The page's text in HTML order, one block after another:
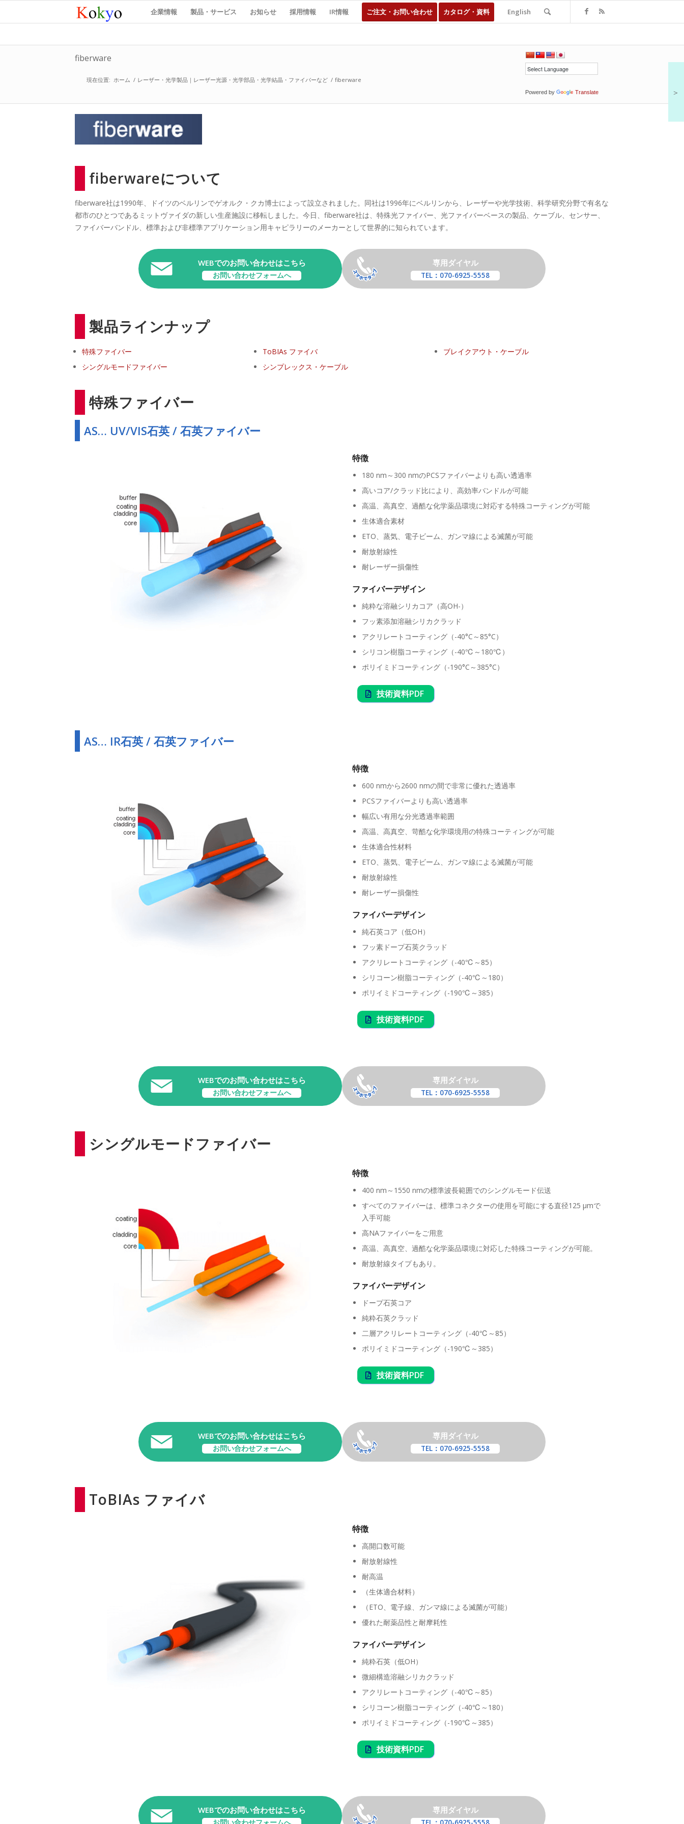
企業情報 製品・サービス お知らせ 採用情報 IR情報 ご注文・お問い合わせ カタログ・資料 English
fiberware
Powered by Translate
現在位置: ホーム / レーザー・光学製品｜レーザー光源・光学部品・光学結晶・ファイバーなど / fiberware
fiberwareについて
fiberware社は1990年、ドイツのベルリンでゲオルク・クカ博士によって設立されました。同社は1996年にベルリンから、レーザーや光学技術、科学研究分野で有名な
都市のひとつであるミットヴァイダの新しい生産施設に移転しました。今日、fiberware社は、特殊光ファイバー、光ファイバーベースの製品、ケーブル、センサー、
ファイバーバンドル、標準および非標準アプリケーション用キャピラリーのメーカーとして世界的に知られています。
WEBでのお問い合わせはこちら
お問い合わせフォームへ
専用ダイヤル
TEL：070-6925-5558
製品ラインナップ
特殊ファイバー
シングルモードファイバー
ToBIAs ファイバ
シンプレックス・ケーブル
ブレイクアウト・ケーブル
特殊ファイバー
AS… UV/VIS石英 / 石英ファイバー
特徴
180 nm～300 nmのPCSファイバーよりも高い透過率
高いコア/クラッド比により、高効率バンドルが可能
高温、高真空、過酷な化学薬品環境に対応する特殊コーティングが可能
生体適合素材
ETO、蒸気、電子ビーム、ガンマ線による滅菌が可能
耐放射線性
耐レーザー損傷性
ファイバーデザイン
純粋な溶融シリカコア（高OH-）
フッ素添加溶融シリカクラッド
アクリレートコーティング（-40°C～85°C）
シリコン樹脂コーティング（-40℃～180℃）
ポリイミドコーティング（-190°C～385°C）
技術資料PDF
AS… IR石英 / 石英ファイバー
特徴
600 nmから2600 nmの間で非常に優れた透過率
PCSファイバーよりも高い透過率
幅広い有用な分光透過率範囲
高温、高真空、苛酷な化学環境用の特殊コーティングが可能
生体適合性材料
ETO、蒸気、電子ビーム、ガンマ線による滅菌が可能
耐放射線性
耐レーザー損傷性
ファイバーデザイン
純石英コア（低OH）
フッ素ドープ石英クラッド
アクリレートコーティング（-40℃～85）
シリコーン樹脂コーティング（-40℃～180）
ポリイミドコーティング（-190℃～385）
技術資料PDF
WEBでのお問い合わせはこちら
お問い合わせフォームへ
専用ダイヤル
TEL：070-6925-5558
シングルモードファイバー
特徴
400 nm～1550 nmの標準波長範囲でのシングルモード伝送
すべてのファイバーは、標準コネクターの使用を可能にする直径125 µmで
入手可能
高NAファイバーをご用意
高温、高真空、過酷な化学薬品環境に対応した特殊コーティングが可能。
耐放射線タイプもあり。
ファイバーデザイン
ドープ石英コア
純粋石英クラッド
二層アクリレートコーティング（-40℃～85）
ポリイミドコーティング（-190℃～385）
技術資料PDF
WEBでのお問い合わせはこちら
お問い合わせフォームへ
専用ダイヤル
TEL：070-6925-5558
ToBIAs ファイバ
特徴
高開口数可能
耐放射線性
耐高温
（生体適合材料）
（ETO、電子線、ガンマ線による滅菌が可能）
優れた耐薬品性と耐摩耗性
ファイバーデザイン
純粋石英（低OH）
微細構造溶融シリカクラッド
アクリレートコーティング（-40℃～85）
シリコーン樹脂コーティング（-40℃～180）
ポリイミドコーティング（-190℃～385）
技術資料PDF
WEBでのお問い合わせはこちら 専用ダイヤル
＞